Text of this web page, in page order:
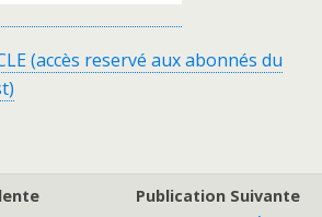
(accès reservé aux abonnés du
Publication Suivante